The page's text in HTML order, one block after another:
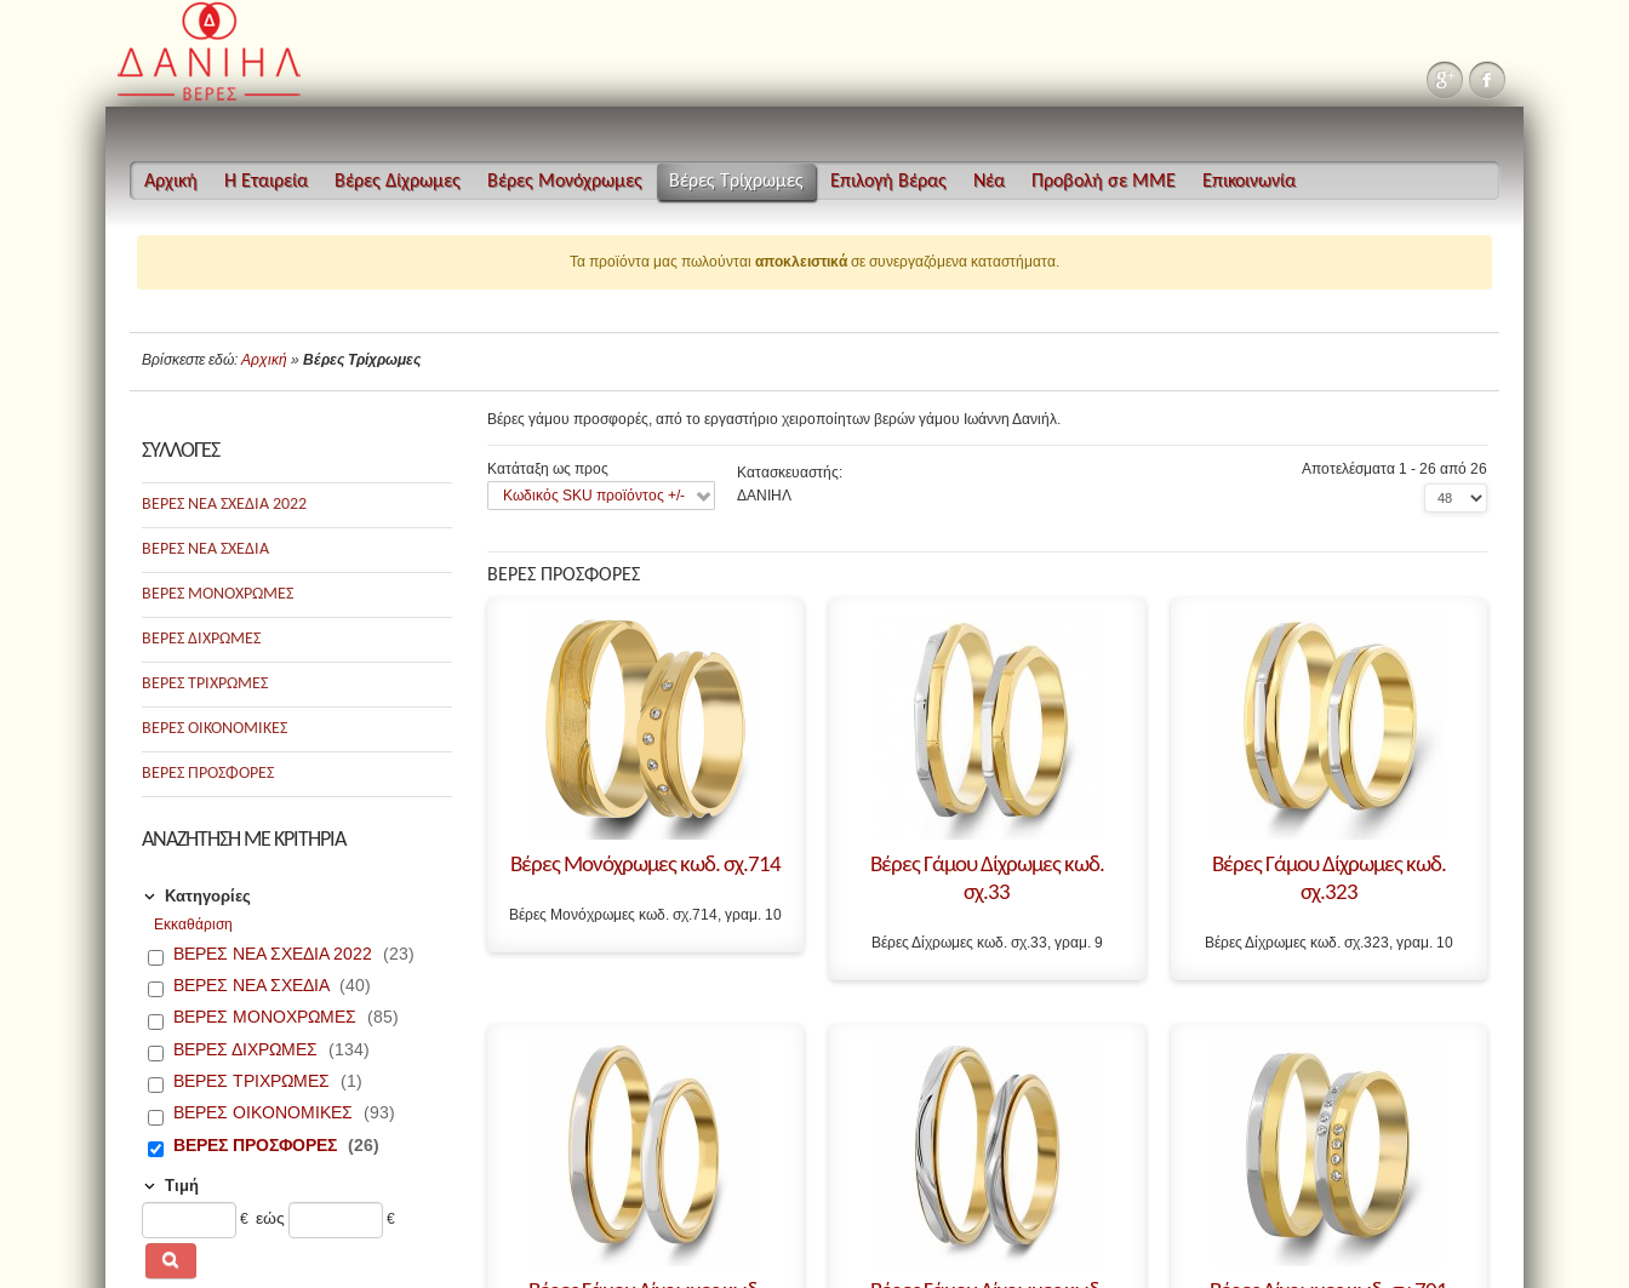
Αρχική Η Εταιρεία Βέρες Δίχρωμες Βέρες Μονόχρωμες Βέρες Τρίχρωμες Επιλογή Βέρας Νέα Προβολή σε ΜΜΕ Επικοινωνία
Τα προϊόντα μας πωλούνται αποκλειστικά σε συνεργαζόμενα καταστήματα.
Βρίσκεστε εδώ: Αρχική » Βέρες Τρίχρωμες
ΣΥΛΛΟΓΕΣ
ΒΕΡΕΣ ΝΕΑ ΣΧΕΔΙΑ 2022
ΒΕΡΕΣ ΝΕΑ ΣΧΕΔΙΑ
ΒΕΡΕΣ ΜΟΝΟΧΡΩΜΕΣ
ΒΕΡΕΣ ΔΙΧΡΩΜΕΣ
ΒΕΡΕΣ ΤΡΙΧΡΩΜΕΣ
ΒΕΡΕΣ ΟΙΚΟΝΟΜΙΚΕΣ
ΒΕΡΕΣ ΠΡΟΣΦΟΡΕΣ
ΑΝΑΖΗΤΗΣΗ ΜΕ ΚΡΙΤΗΡΙΑ
Κατηγορίες
Εκκαθάριση
ΒΕΡΕΣ ΝΕΑ ΣΧΕΔΙΑ 2022
(23)
ΒΕΡΕΣ ΝΕΑ ΣΧΕΔΙΑ (40)
ΒΕΡΕΣ ΜΟΝΟΧΡΩΜΕΣ
(85)
ΒΕΡΕΣ ΔΙΧΡΩΜΕΣ
(134)
ΒΕΡΕΣ ΤΡΙΧΡΩΜΕΣ
(1)
ΒΕΡΕΣ ΟΙΚΟΝΟΜΙΚΕΣ
(93)
ΒΕΡΕΣ ΠΡΟΣΦΟΡΕΣ (26)
Τιμή
€ εώς €
Βέρες γάμου προσφορές, από το εργαστήριο χειροποίητων βερών γάμου Ιωάννη Δανιήλ.
Κατάταξη ως προς
Κωδικός SKU προϊόντος +/-
Κατασκευαστής:
ΔΑΝΙΗΛ
Αποτελέσματα 1 - 26 από 26
ΒΕΡΕΣ ΠΡΟΣΦΟΡΕΣ
Βέρες Μονόχρωμες κωδ. σχ.714
Βέρες Μονόχρωμες κωδ. σχ.714, γραμ. 10
Βέρες Γάμου Δίχρωμες κωδ.
σχ.33
Βέρες Δίχρωμες κωδ. σχ.33, γραμ. 9
Βέρες Γάμου Δίχρωμες κωδ.
σχ.323
Βέρες Δίχρωμες κωδ. σχ.323, γραμ. 10